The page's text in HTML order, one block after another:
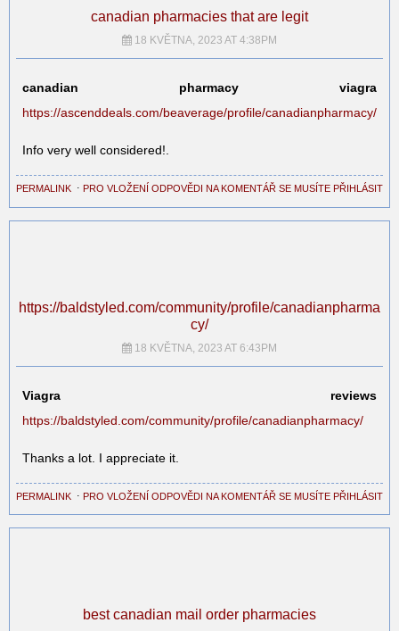
canadian pharmacies that are legit
18 KVĚTNA, 2023 AT 4:38PM
canadian pharmacy viagra
https://ascenddeals.com/beaverage/profile/canadianpharmacy/
Info very well considered!.
PERMALINK ⋅ PRO VLOŽENÍ ODPOVĚDI NA KOMENTÁŘ SE MUSÍTE PŘIHLÁSIT
https://baldstyled.com/community/profile/canadianpharma
cy/
18 KVĚTNA, 2023 AT 6:43PM
Viagra reviews
https://baldstyled.com/community/profile/canadianpharmacy/
Thanks a lot. I appreciate it.
PERMALINK ⋅ PRO VLOŽENÍ ODPOVĚDI NA KOMENTÁŘ SE MUSÍTE PŘIHLÁSIT
best canadian mail order pharmacies